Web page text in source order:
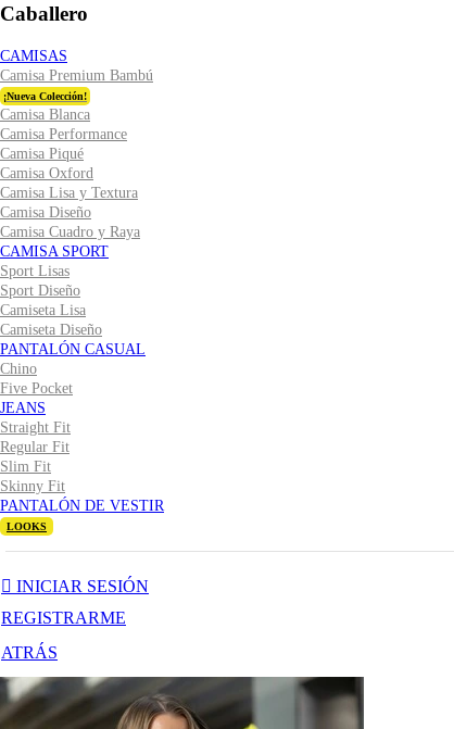
Caballero
CAMISAS
Camisa Premium Bambú
¡Nueva Colección!
Camisa Blanca
Camisa Performance
Camisa Piqué
Camisa Oxford
Camisa Lisa y Textura
Camisa Diseño
Camisa Cuadro y Raya
CAMISA SPORT
Sport Lisas
Sport Diseño
Camiseta Lisa
Camiseta Diseño
PANTALÓN CASUAL
Chino
Five Pocket
JEANS
Straight Fit
Regular Fit
Slim Fit
Skinny Fit
PANTALÓN DE VESTIR
LOOKS
INICIAR SESIÓN
REGISTRARME
ATRÁS